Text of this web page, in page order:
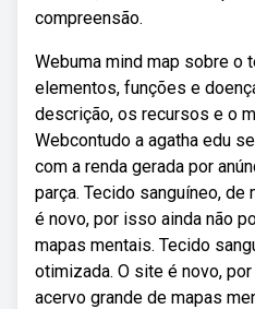
compreensão.
Webuma mind map sobre o
elementos, funções e
descrição, os recursos e o
Webcontudo a agatha edu
com a renda gerada por
parça. Tecido sanguíneo,
é novo, por isso ainda não
mapas mentais. Tecido
otimizada. O site é novo,
acervo grande de mapas